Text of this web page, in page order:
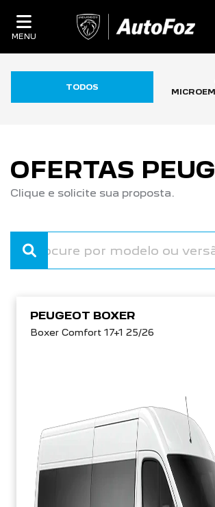
MENU
TODOS
OFERTAS
Clique e solicite sua proposta.
PEUGEOT BOXER
Boxer Comfort 17+1 25/26